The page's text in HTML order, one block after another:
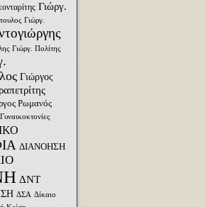
Γιώργ.
Γιώργ.
Γιώργ. Πολίτης
Γιώργος
Ρωμανός
Γυναικοκτονίες
ΔΙΑΝΟΗΣΗ
ΔΝΤ
ΔΣΑ Δίκαιο